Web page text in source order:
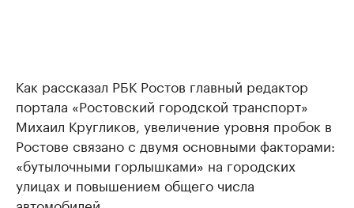
Как рассказал РБК Ростов главный редактор
портала «Ростовский городской транспорт»
Михаил Кругликов, увеличение уровня пробок в
Ростове связано с двумя основными факторами:
«бутылочными горлышками» на городских
улицах и повышением общего числа